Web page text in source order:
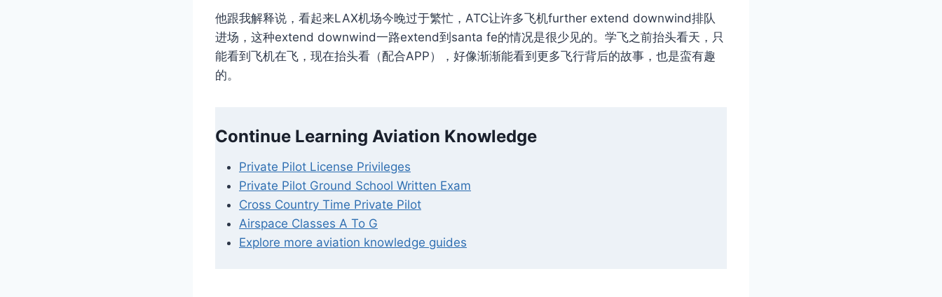
他跟我解释说，看起来LAX机场今晚过于繁忙，ATC让许多飞机further extend downwind排队
进场，这种extend downwind一路extend到santa fe的情况是很少见的。学飞之前抬头看天，只
能看到飞机在飞，现在抬头看（配合APP），好像渐渐能看到更多飞行背后的故事，也是蛮有趣
的。
Continue Learning Aviation Knowledge
Private Pilot License Privileges
Private Pilot Ground School Written Exam
Cross Country Time Private Pilot
Airspace Classes A To G
Explore more aviation knowledge guides